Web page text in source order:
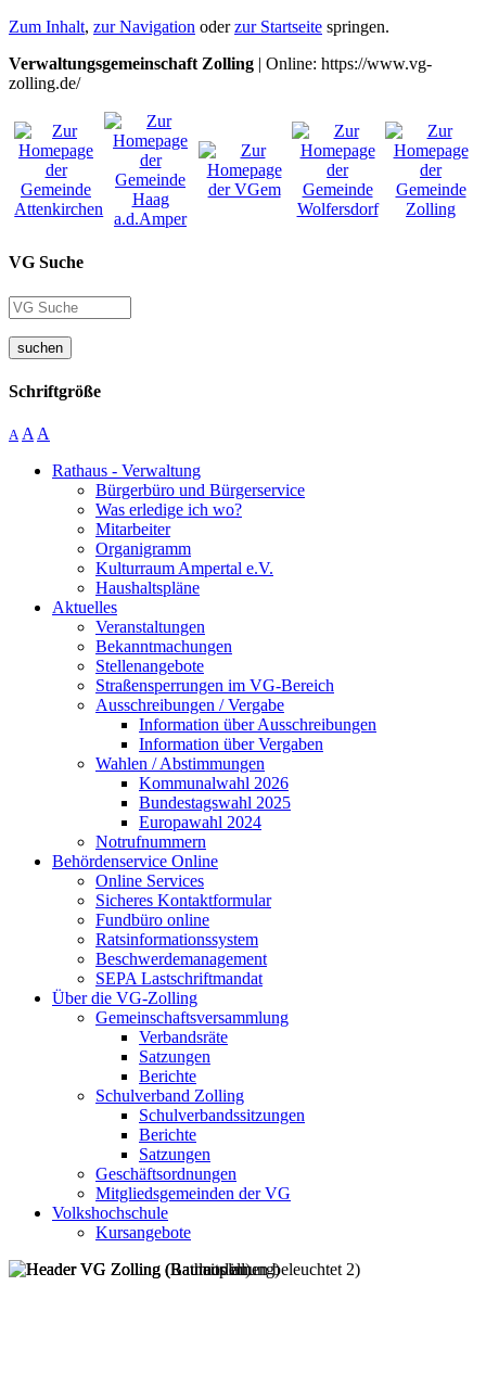
Zum Inhalt, zur Navigation oderzur Startseite springen.
Verwaltungsgemeinschaft Zolling | Online: https://www.vg-
zolling.de/
VG Suche
suchen
Schriftgröße
A A A
Rathaus - Verwaltung
Bürgerbüro und Bürgerservice
Was erledige ich wo?
Mitarbeiter
Organigramm
Kulturraum Ampertal e.V.
Haushaltspläne
Aktuelles
Veranstaltungen
Bekanntmachungen
Stellenangebote
Straßensperrungen im VG-Bereich
Ausschreibungen / Vergabe
Information über Ausschreibungen
Information über Vergaben
Wahlen / Abstimmungen
Kommunalwahl 2026
Bundestagswahl 2025
Europawahl 2024
Notrufnummern
Behördenservice Online
Online Services
Sicheres Kontaktformular
Fundbüro online
Ratsinformationssystem
Beschwerdemanagement
SEPA Lastschriftmandat
Über die VG-Zolling
Gemeinschaftsversammlung
Verbandsräte
Satzungen
Berichte
Schulverband Zolling
Schulverbandssitzungen
Berichte
Satzungen
Geschäftsordnungen
Mitgliedsgemeinden der VG
Volkshochschule
Kursangebote